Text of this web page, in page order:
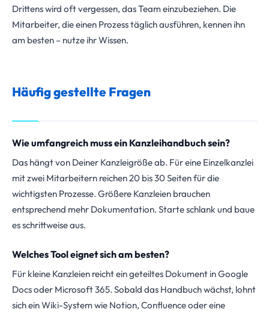
Drittens wird oft vergessen, das Team einzubeziehen. Die
Mitarbeiter, die einen Prozess täglich ausführen, kennen ihn
am besten – nutze ihr Wissen.
Häufig gestellte Fragen
Wie umfangreich muss ein Kanzleihandbuch sein?
Das hängt von Deiner Kanzleigröße ab. Für eine Einzelkanzlei
mit zwei Mitarbeitern reichen 20 bis 30 Seiten für die
wichtigsten Prozesse. Größere Kanzleien brauchen
entsprechend mehr Dokumentation. Starte schlank und baue
es schrittweise aus.
Welches Tool eignet sich am besten?
Für kleine Kanzleien reicht ein geteiltes Dokument in Google
Docs oder Microsoft 365. Sobald das Handbuch wächst, lohnt
sich ein Wiki-System wie Notion, Confluence oder eine